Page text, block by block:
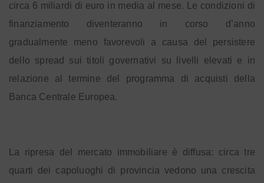
circa 6 miliardi di euro in media al mese. Le condizioni di
finanziamento diventeranno in corso d’anno
gradualmente meno favorevoli a causa del persistere
dello spread sui titoli governativi su livelli elevati e in
relazione al termine del programma di acquisti della
Banca Centrale Europea.
La ripresa del mercato immobiliare è diffusa: circa tre
quarti dei capoluoghi di provincia vedono una crescita